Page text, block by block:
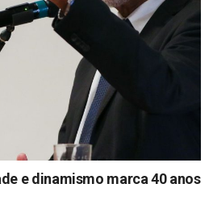
e dinamismo marca 40 anos